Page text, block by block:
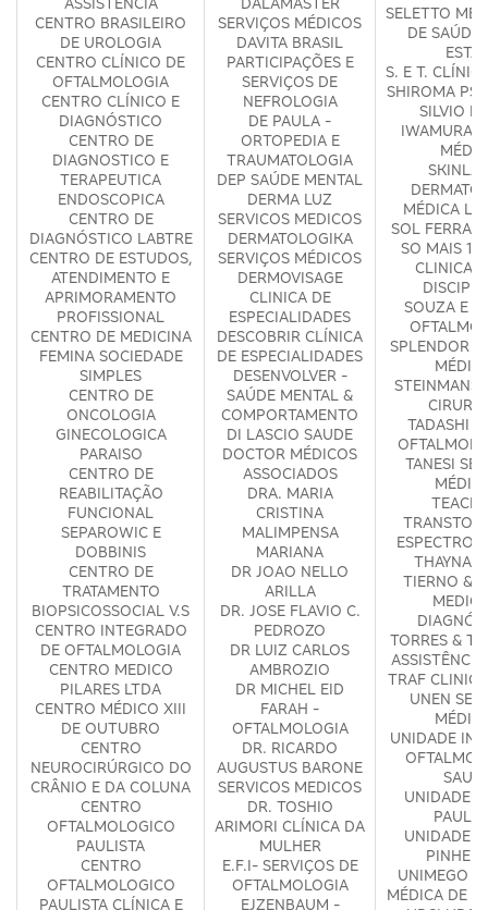
CENTRO BRASILEIRO
DE UROLOGIA
CENTRO CLÍNICO DE
OFTALMOLOGIA
CENTRO CLÍNICO E
DIAGNÓSTICO
CENTRO DE
DIAGNOSTICO E
TERAPEUTICA
ENDOSCOPICA
CENTRO DE
DIAGNÓSTICO LABTRE
CENTRO DE ESTUDOS,
ATENDIMENTO E
APRIMORAMENTO
PROFISSIONAL
CENTRO DE MEDICINA
FEMINA SOCIEDADE
SIMPLES
CENTRO DE
ONCOLOGIA
GINECOLOGICA
PARAISO
CENTRO DE
REABILITAÇÃO
FUNCIONAL
SEPAROWIC E
DOBBINIS
CENTRO DE
TRATAMENTO
BIOPSICOSSOCIAL V.S
CENTRO INTEGRADO
DE OFTALMOLOGIA
CENTRO MEDICO
PILARES LTDA
CENTRO MÉDICO XIII
DE OUTUBRO
CENTRO
NEUROCIRÚRGICO DO
CRÂNIO E DA COLUNA
CENTRO
OFTALMOLOGICO
PAULISTA
CENTRO
OFTALMOLOGICO
PAULISTA CLÍNICA E
SERVIÇOS MÉDICOS
DAVITA BRASIL
PARTICIPAÇÕES E
SERVIÇOS DE
NEFROLOGIA
DE PAULA -
ORTOPEDIA E
TRAUMATOLOGIA
DEP SAÚDE MENTAL
DERMA LUZ
SERVICOS MEDICOS
DERMATOLOGIKA
SERVIÇOS MÉDICOS
DERMOVISAGE
CLINICA DE
ESPECIALIDADES
DESCOBRIR CLÍNICA
DE ESPECIALIDADES
DESENVOLVER -
SAÚDE MENTAL &
COMPORTAMENTO
DI LASCIO SAUDE
DOCTOR MÉDICOS
ASSOCIADOS
DRA. MARIA
CRISTINA
MALIMPENSA
MARIANA
DR JOAO NELLO
ARILLA
DR. JOSE FLAVIO C.
PEDROZO
DR LUIZ CARLOS
AMBROZIO
DR MICHEL EID
FARAH -
OFTALMOLOGIA
DR. RICARDO
AUGUSTUS BARONE
SERVICOS MEDICOS
DR. TOSHIO
ARIMORI CLÍNICA DA
MULHER
E.F.I- SERVIÇOS DE
OFTALMOLOGIA
EJZENBAUM -
SELETTO
DE SAÚDE
S. E T.
SHIROMA
SILVIO
IWAMURA
MÉDICA
SOL
SO MAIS 1
CLINICA
SOUZA E
SPLENDOR
STEINMANS
TADASHI &
TANESI
ESPECTRO
THAYNA
TIERNO &
TORRES &
TRAF
UNEN
UNIDADE
UNIDADE
UNIDADE
UNIMEGO
MÉDICA DE